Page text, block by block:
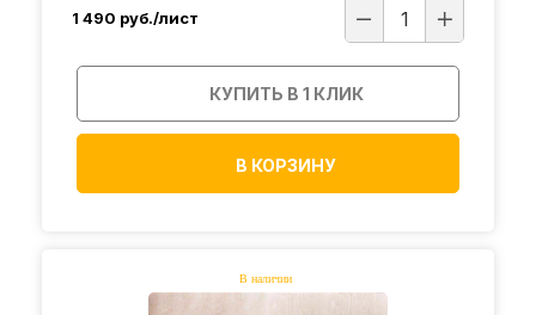
1 490 руб./лист
КУПИТЬ В 1 КЛИК
В КОРЗИНУ